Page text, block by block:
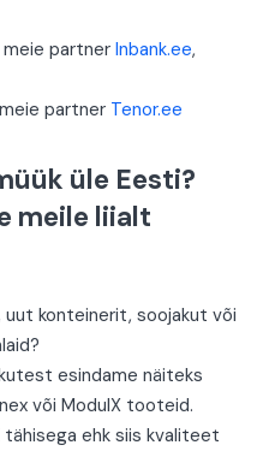
meie partner Inbank.ee,
partner Tenor.ee
üle Eesti?
meile liialt
konteinerit, soojakut või
esindame näiteks
või ModulX tooteid.
tähisega ehk siis kvaliteet